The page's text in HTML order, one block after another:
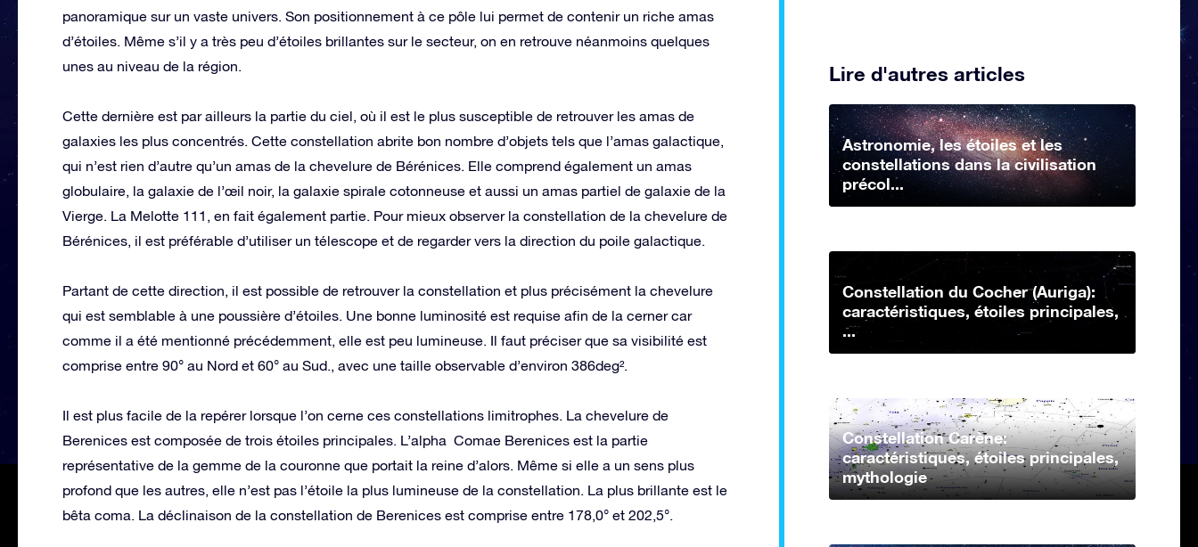
panoramique sur un vaste univers. Son positionnement à ce pôle lui permet de contenir un riche amas
d’étoiles. Même s’il y a très peu d’étoiles brillantes sur le secteur, on en retrouve néanmoins quelques
unes au niveau de la région.
Cette dernière est par ailleurs la partie du ciel, où il est le plus susceptible de retrouver les amas de
galaxies les plus concentrés. Cette constellation abrite bon nombre d’objets tels que l’amas galactique,
qui n’est rien d’autre qu’un amas de la chevelure de Bérénices. Elle comprend également un amas
globulaire, la galaxie de l’œil noir, la galaxie spirale cotonneuse et aussi un amas partiel de galaxie de la
Vierge. La Melotte 111, en fait également partie. Pour mieux observer la constellation de la chevelure de
Bérénices, il est préférable d’utiliser un télescope et de regarder vers la direction du poile galactique.
Partant de cette direction, il est possible de retrouver la constellation et plus précisément la chevelure
qui est semblable à une poussière d’étoiles. Une bonne luminosité est requise afin de la cerner car
comme il a été mentionné précédemment, elle est peu lumineuse. Il faut préciser que sa visibilité est
comprise entre 90° au Nord et 60° au Sud., avec une taille observable d’environ 386deg².
Il est plus facile de la repérer lorsque l’on cerne ces constellations limitrophes. La chevelure de
Berenices est composée de trois étoiles principales. L’alpha Comae Berenices est la partie
représentative de la gemme de la couronne que portait la reine d’alors. Même si elle a un sens plus
profond que les autres, elle n’est pas l’étoile la plus lumineuse de la constellation. La plus brillante est le
bêta coma. La déclinaison de la constellation de Berenices est comprise entre 178,0° et 202,5°.
Lire d'autres articles
Astronomie, les étoiles et les
constellations dans la civilisation
précol...
Constellation du Cocher (Auriga):
caractéristiques, étoiles principales,
...
Constellation Carène:
caractéristiques, étoiles principales,
mythologie